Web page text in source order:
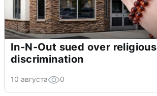
In-N-Out sued over religious
discrimination
10 августа 0